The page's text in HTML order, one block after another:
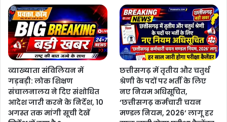
​
व्याख्याता संविलियन में
गड़बड़ी: लोक शिक्षण
संचालनालय ने दिए संशोधित
आदेश जारी करने के निर्देश, 10
अगस्त तक मांगी सूची देखें
छत्तीसगढ़ में तृतीय और चतुर्थ
श्रेणी के पदों पर भर्ती के लिए
नए नियम अधिसूचित,
‘छत्तीसगढ़ कर्मचारी चयन
मण्डल नियम, 2026’ लागू हर